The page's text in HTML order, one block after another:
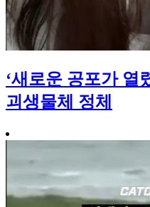
‘새로운 공포가
괴생물체 정체